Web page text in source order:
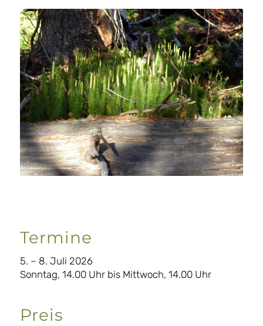
Termine
5. – 8. Juli 2026
Sonntag, 14.00 Uhr bis Mittwoch, 14.00 Uhr
Preis